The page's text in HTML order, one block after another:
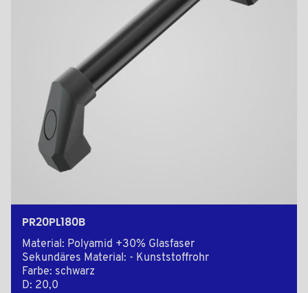
PR20PL180B
Material: Polyamid +30% Glasfaser
Sekundäres Material: - Kunststoffrohr
Farbe: schwarz
D: 20,0